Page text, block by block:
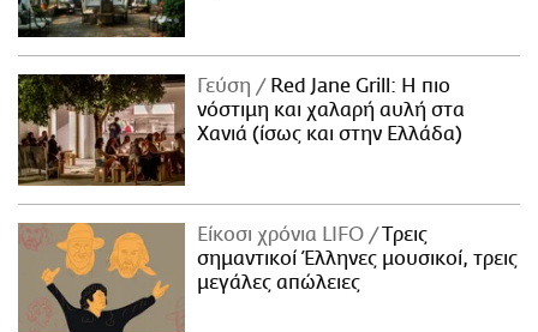
Γεύση
Red Jane Grill: Η πιο
νόστιμη και χαλαρή αυλή στα
Χανιά (ίσως και στην Ελλάδα)
Είκοσι χρόνια LIFO
Tρεις
σημαντικοί Έλληνες μουσικοί, τρεις
μεγάλες απώλειες